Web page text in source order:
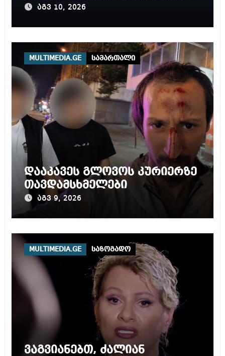
ავრცელებს
აგვ 10, 2026
MULTIMEDIA.GE სამართალი
დააკავეს გლოვოს კურიერზე
თავდამსხმელები
აგვ 9, 2026
MULTIMEDIA.GE საზოგადო
ვაგვიანებთ, ძალიან